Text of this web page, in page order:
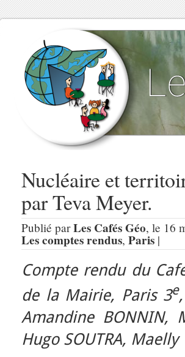
Nucléaire et
par Teva Meyer.
Publié parLes Cafés Géo, le 16
Les comptes rendus, Paris |
Compte rendu du
de la Mairie, Paris 3e
Amandine BONNIN,
Hugo SOUTRA, Maelly